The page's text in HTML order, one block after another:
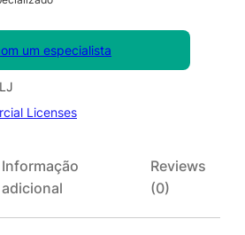
um especialista
Licenses
Informação
adicional
Reviews
(0)